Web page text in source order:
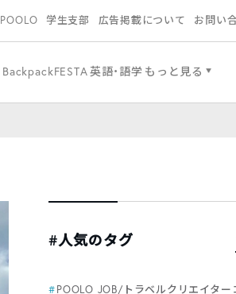
POOLO 学生支部 広告掲載について お問い
BackpackFESTA英語・語学 もっと見る
#人気のタグ
POOLO JOB/トラベルクリエイター